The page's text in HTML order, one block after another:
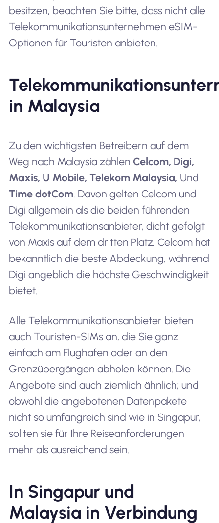
besitzen, beachten Sie bitte, dass nicht alle
Telekommunikationsunternehmen eSIM-
Optionen für Touristen anbieten.
in Malaysia
Zu den wichtigsten Betreibern auf dem
Weg nach Malaysia zählen Celcom, Digi,
Maxis, U Mobile, Telekom Malaysia, Und
Time dotCom. Davon gelten Celcom und
Digi allgemein als die beiden führenden
Telekommunikationsanbieter, dicht gefolgt
von Maxis auf dem dritten Platz. Celcom hat
bekanntlich die beste Abdeckung, während
Digi angeblich die höchste Geschwindigkeit
bietet.
Alle Telekommunikationsanbieter bieten
auch Touristen-SIMs an, die Sie ganz
einfach am Flughafen oder an den
Grenzübergängen abholen können. Die
Angebote sind auch ziemlich ähnlich; und
obwohl die angebotenen Datenpakete
nicht so umfangreich sind wie in Singapur,
sollten sie für Ihre Reiseanforderungen
mehr als ausreichend sein.
In Singapur und
Malaysia in Verbindung